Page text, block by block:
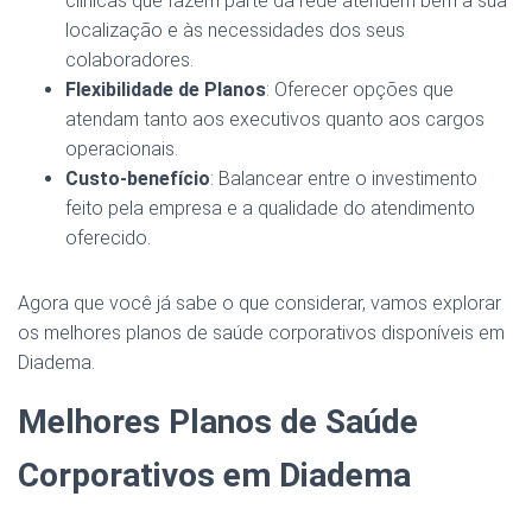
localização e às necessidades dos seus
colaboradores.
Flexibilidade de Planos: Oferecer opções que
atendam tanto aos executivos quanto aos cargos
operacionais.
Custo-benefício: Balancear entre o investimento
feito pela empresa e a qualidade do atendimento
oferecido.
Agora que você já sabe o que considerar, vamos explorar
os melhores planos de saúde corporativos disponíveis em
Diadema.
Melhores Planos de Saúde
Corporativos em Diadema